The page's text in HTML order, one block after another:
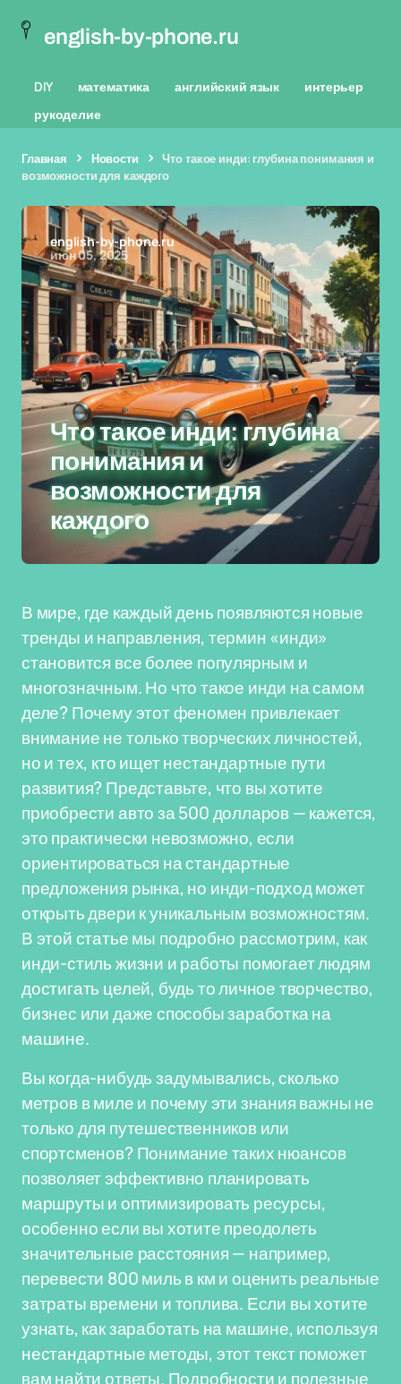
english-by-phone.ru
DIY математика английский язык
интерьер
рукоделие
Главная Новости
Что такое инди: глубина понимания и
возможности для каждого
english-by-phone.ru
июн 05, 2025
Что такое инди: глубина
понимания и
возможности для
каждого
В мире, где каждый день появляются новые
тренды и направления, термин «инди»
становится все более популярным и
многозначным. Но что такое инди на самом
деле? Почему этот феномен привлекает
внимание не только творческих личностей,
но и тех, кто ищет нестандартные пути
развития? Представьте, что вы хотите
приобрести авто за 500 долларов — кажется,
это практически невозможно, если
ориентироваться на стандартные
предложения рынка, но инди-подход может
открыть двери к уникальным возможностям.
В этой статье мы подробно рассмотрим, как
инди-стиль жизни и работы помогает людям
достигать целей, будь то личное творчество,
бизнес или даже способы заработка на
машине.
Вы когда-нибудь задумывались, сколько
метров в миле и почему эти знания важны не
только для путешественников или
спортсменов? Понимание таких нюансов
позволяет эффективно планировать
маршруты и оптимизировать ресурсы,
особенно если вы хотите преодолеть
значительные расстояния — например,
перевести 800 миль в км и оценить реальные
затраты времени и топлива. Если вы хотите
узнать, как заработать на машине, используя
нестандартные методы, этот текст поможет
вам найти ответы. Подробности и полезные